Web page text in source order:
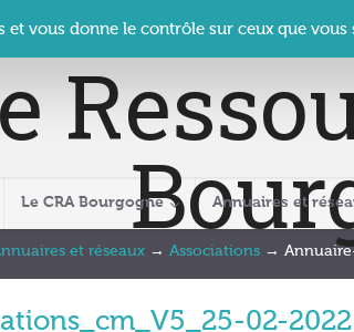
Bourgogne – Le Clos des Présidents – 19-21 rue
Le CRA Bourgogne Annuaires et
et réseaux → Associations →
02-2022
et vous donne le contrôle sur ceux que vous